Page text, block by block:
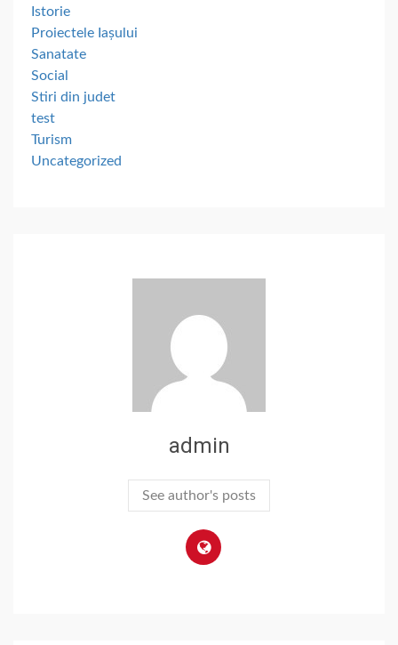
Istorie
Proiectele Iașului
Sanatate
Social
Stiri din judet
test
Turism
Uncategorized
admin
See author's posts